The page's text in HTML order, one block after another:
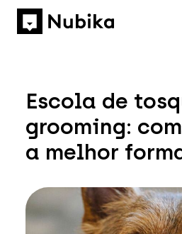
Escola de
grooming:
a melhor